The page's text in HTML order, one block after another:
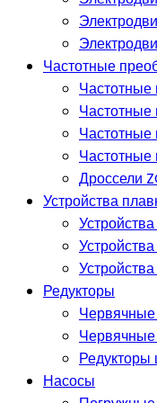
Частотные
Частотные
Частотные
Частотные
Частотные
Дроссели
Устройства
Редукторы
Червячные
Редукторы
Насосы